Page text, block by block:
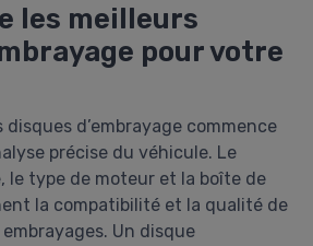
les meilleurs
pour votre
disques d’embrayage commence
précise du véhicule. Le
le type de moteur et la boîte de
la compatibilité et la qualité de
Un disque